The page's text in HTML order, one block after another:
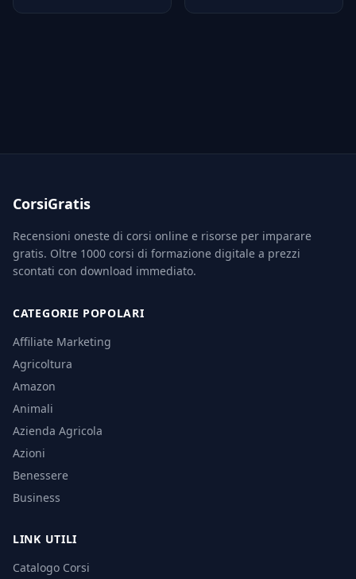
CorsiGratis
Recensioni oneste di corsi online e risorse per imparare
gratis. Oltre 1000 corsi di formazione digitale a prezzi
scontati con download immediato.
CATEGORIE POPOLARI
Affiliate Marketing
Agricoltura
Amazon
Animali
Azienda Agricola
Azioni
Benessere
Business
LINK UTILI
Catalogo Corsi